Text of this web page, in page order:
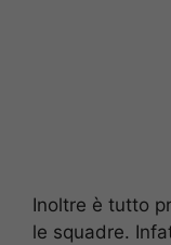
Inoltre è tutto
le squadre.